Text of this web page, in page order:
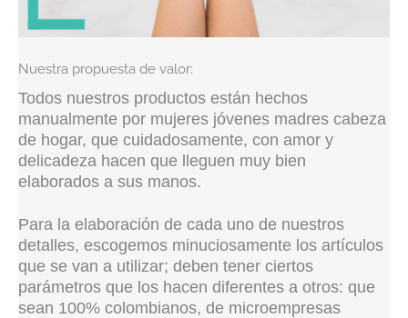
Nuestra propuesta de valor:
Todos nuestros productos están hechos
manualmente por mujeres jóvenes madres cabeza
de hogar, que cuidadosamente, con amor y
delicadeza hacen que lleguen muy bien
elaborados a sus manos.
Para la elaboración de cada uno de nuestros
detalles, escogemos minuciosamente los artículos
que se van a utilizar; deben tener ciertos
parámetros que los hacen diferentes a otros: que
sean 100% colombianos, de microempresas